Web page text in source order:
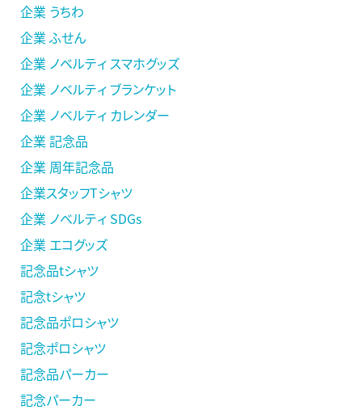
企業 うちわ
企業 ふせん
企業 ノベルティ スマホグッズ
企業 ノベルティ ブランケット
企業 ノベルティ カレンダー
企業 記念品
企業 周年記念品
企業スタッフTシャツ
企業 ノベルティ SDGs
企業 エコグッズ
記念品tシャツ
記念tシャツ
記念品ポロシャツ
記念ポロシャツ
記念品パーカー
記念パーカー